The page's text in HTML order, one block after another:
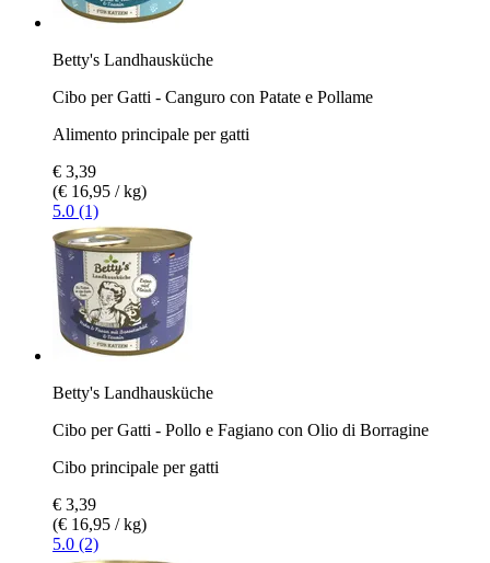
Betty's Landhausküche
Cibo per Gatti - Canguro con Patate e Pollame
Alimento principale per gatti
€ 3,39
(€ 16,95 / kg)
5.0 (1)
Betty's Landhausküche
Cibo per Gatti - Pollo e Fagiano con Olio di Borragine
Cibo principale per gatti
€ 3,39
(€ 16,95 / kg)
5.0 (2)